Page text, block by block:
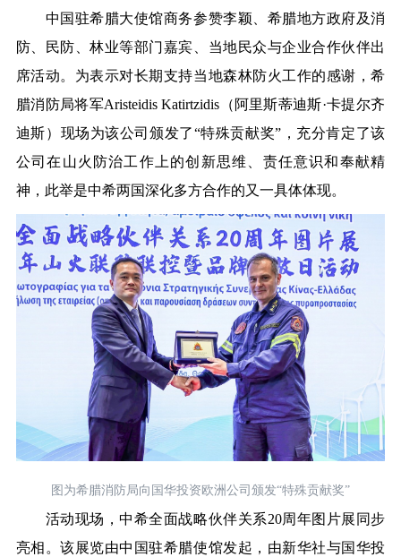
中国驻希腊大使馆商务参赞李颖、希腊地方政府及消
防、民防、林业等部门嘉宾、当地民众与企业合作伙伴出
席活动。为表示对长期支持当地森林防火工作的感谢，希
腊消防局将军Aristeidis Katirtzidis（阿里斯蒂迪斯·卡提尔齐
迪斯）现场为该公司颁发了“特殊贡献奖”，充分肯定了该
公司在山火防治工作上的创新思维、责任意识和奉献精
神，此举是中希两国深化多方合作的又一具体体现。
图为希腊消防局向国华投资欧洲公司颁发“特殊贡献奖”
活动现场，中希全面战略伙伴关系20周年图片展同步
亮相。该展览由中国驻希腊使馆发起，由新华社与国华投